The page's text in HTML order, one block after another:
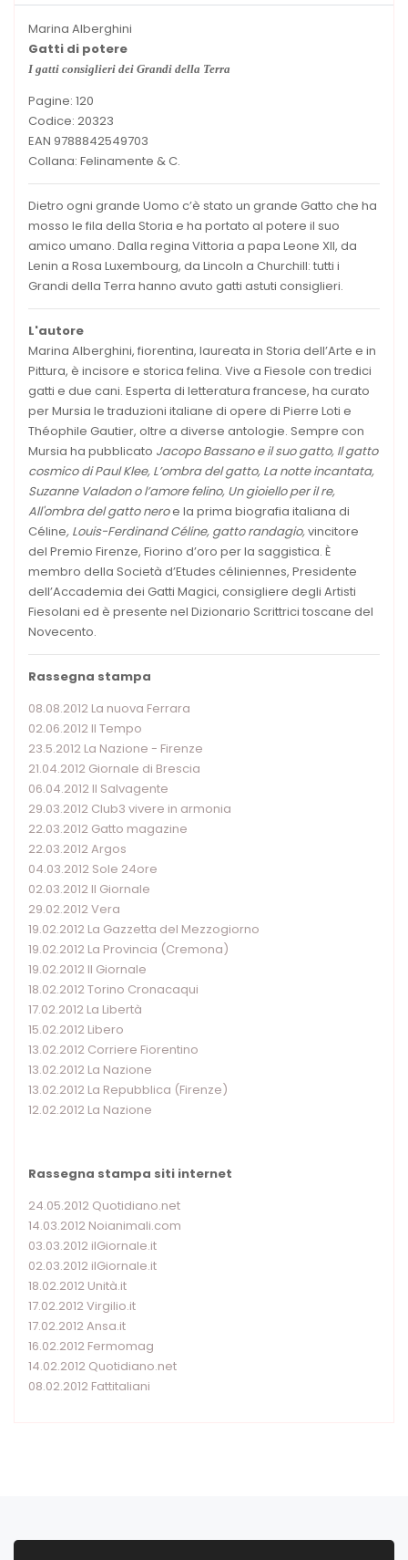
Marina Alberghini
Gatti di potere
I gatti consiglieri dei Grandi della Terra
Pagine: 120
Codice: 20323
EAN 9788842549703
Collana: Felinamente & C.
Dietro ogni grande Uomo c’è stato un grande Gatto che ha
mosso le fila della Storia e ha portato al potere il suo
amico umano. Dalla regina Vittoria a papa Leone XII, da
Lenin a Rosa Luxembourg, da Lincoln a Churchill: tutti i
Grandi della Terra hanno avuto gatti astuti consiglieri.
L'autore
Marina Alberghini, fiorentina, laureata in Storia dell’Arte e in
Pittura, è incisore e storica felina. Vive a Fiesole con tredici
gatti e due cani. Esperta di letteratura francese, ha curato
per Mursia le traduzioni italiane di opere di Pierre Loti e
Théophile Gautier, oltre a diverse antologie. Sempre con
Mursia ha pubblicato Jacopo Bassano e il suo gatto, Il gatto
cosmico di Paul Klee, L’ombra del gatto, La notte incantata,
Suzanne Valadon o l’amore felino, Un gioiello per il re,
All'ombra del gatto neroe la prima biografia italiana di
Céline, Louis-Ferdinand Céline, gatto randagio,vincitore
del Premio Firenze, Fiorino d’oro per la saggistica. È
membro della Società d’Etudes céliniennes, Presidente
dell’Accademia dei Gatti Magici, consigliere degli Artisti
Fiesolani ed è presente nel Dizionario Scrittrici toscane del
Novecento.
Rassegna stampa
08.08.2012 La nuova Ferrara
02.06.2012 Il Tempo
23.5.2012 La Nazione - Firenze
21.04.2012 Giornale di Brescia
06.04.2012 Il Salvagente
29.03.2012 Club3 vivere in armonia
22.03.2012 Gatto magazine
22.03.2012 Argos
04.03.2012 Sole 24ore
02.03.2012 Il Giornale
29.02.2012 Vera
19.02.2012 La Gazzetta del Mezzogiorno
19.02.2012 La Provincia (Cremona)
19.02.2012 Il Giornale
18.02.2012 Torino Cronacaqui
17.02.2012 La Libertà
15.02.2012 Libero
13.02.2012 Corriere Fiorentino
13.02.2012 La Nazione
13.02.2012 La Repubblica (Firenze)
12.02.2012 La Nazione
Rassegna stampa siti internet
24.05.2012 Quotidiano.net
14.03.2012 Noianimali.com
03.03.2012 ilGiornale.it
02.03.2012 ilGiornale.it
18.02.2012 Unità.it
17.02.2012 Virgilio.it
17.02.2012 Ansa.it
16.02.2012 Fermomag
14.02.2012 Quotidiano.net
08.02.2012 Fattitaliani